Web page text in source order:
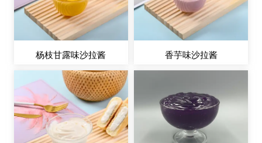
杨枝甘露味沙拉酱 香芋味沙拉酱